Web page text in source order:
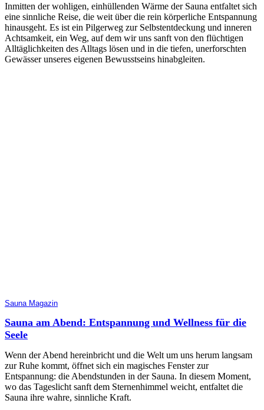
Inmitten der wohligen, einhüllenden Wärme der Sauna entfaltet sich
eine sinnliche Reise, die weit über die rein körperliche Entspannung
hinausgeht. Es ist ein Pilgerweg zur Selbstentdeckung und inneren
Achtsamkeit, ein Weg, auf dem wir uns sanft von den flüchtigen
Alltäglichkeiten des Alltags lösen und in die tiefen, unerforschten
Gewässer unseres eigenen Bewusstseins hinabgleiten.
Sauna Magazin
Sauna am Abend: Entspannung und Wellness für die
Seele
Wenn der Abend hereinbricht und die Welt um uns herum langsam
zur Ruhe kommt, öffnet sich ein magisches Fenster zur
Entspannung: die Abendstunden in der Sauna. In diesem Moment,
wo das Tageslicht sanft dem Sternenhimmel weicht, entfaltet die
Sauna ihre wahre, sinnliche Kraft.